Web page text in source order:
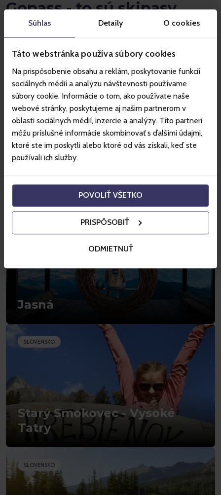
Súhlas Detaily O cookies
Táto webstránka používa súbory cookies
Na prispôsobenie obsahu a reklám, poskytovanie funkcií
sociálnych médií a analýzu návštevnosti používame
súbory cookie. Informácie o tom, ako používate naše
webové stránky, poskytujeme aj našim partnerom v
oblasti sociálnych médií, inzercie a analýzy. Títo partneri
môžu príslušné informácie skombinovať s ďalšími údajmi,
ktoré ste im poskytli alebo ktoré od vás získali, keď ste
používali ich služby.
POVOLIŤ VŠETKO
PRISPÔSOBIŤ
ODMIETNUŤ
Gopass - to sú skipasy,
hotely a všetko okolo
Hory Vodné parky
SLOVENSKO
Tatranská Lomnica - Vysoké
Tatry
Jasná
SLOVENSKO
Starý Smokovec - Vysoké
Tatry
SLOVENSKO